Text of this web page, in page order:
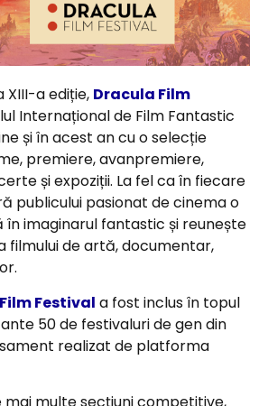
XIII-a ediție, Dracula Film
Internațional de Film Fantastic
și în acest an cu o selecție
premiere, avanpremiere,
și expoziții. La fel ca în fiecare
publicului pasionat de cinema o
în imaginarul fantastic și reunește
filmului de artă, documentar,
Festival a fost inclus în topul
50 de festivaluri de gen din
realizat de platforma